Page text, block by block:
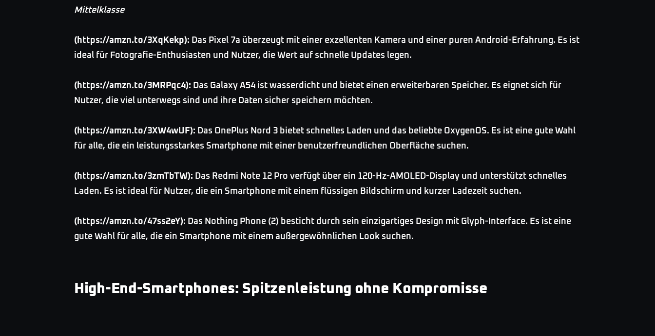
Mittelklasse
(https://amzn.to/3XqKekp): Das Pixel 7a überzeugt mit einer exzellenten Kamera und einer puren Android-Erfahrung. Es ist
ideal für Fotografie-Enthusiasten und Nutzer, die Wert auf schnelle Updates legen.
(https://amzn.to/3MRPqc4): Das Galaxy A54 ist wasserdicht und bietet einen erweiterbaren Speicher. Es eignet sich für
Nutzer, die viel unterwegs sind und ihre Daten sicher speichern möchten.
(https://amzn.to/3XW4wUF): Das OnePlus Nord 3 bietet schnelles Laden und das beliebte OxygenOS. Es ist eine gute Wahl
für alle, die ein leistungsstarkes Smartphone mit einer benutzerfreundlichen Oberfläche suchen.
(https://amzn.to/3zmTbTW): Das Redmi Note 12 Pro verfügt über ein 120-Hz-AMOLED-Display und unterstützt schnelles
Laden. Es ist ideal für Nutzer, die ein Smartphone mit einem flüssigen Bildschirm und kurzer Ladezeit suchen.
(https://amzn.to/47ss2eY): Das Nothing Phone (2) besticht durch sein einzigartiges Design mit Glyph-Interface. Es ist eine
gute Wahl für alle, die ein Smartphone mit einem außergewöhnlichen Look suchen.
High-End-Smartphones: Spitzenleistung ohne Kompromisse